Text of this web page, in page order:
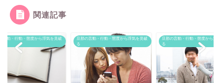
関連記事
言動・行動・態度から浮気を見破
旦那の言動・行動・態度から浮気を見破
る
旦那の言動・行動・態度から浮
る